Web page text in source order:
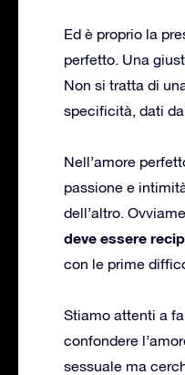
Ed è proprio la
perfetto. Una
Non si tratta di
specificità, dati
Nell’amore
passione e
dell’altro.
deve essere
con le prime
Stiamo attenti a
confondere
sessuale ma